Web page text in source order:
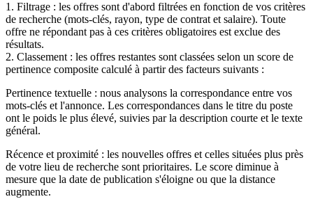
1. Filtrage : les offres sont d'abord filtrées en fonction de vos critères
de recherche (mots-clés, rayon, type de contrat et salaire). Toute
offre ne répondant pas à ces critères obligatoires est exclue des
résultats.
2. Classement : les offres restantes sont classées selon un score de
pertinence composite calculé à partir des facteurs suivants :
Pertinence textuelle : nous analysons la correspondance entre vos
mots-clés et l'annonce. Les correspondances dans le titre du poste
ont le poids le plus élevé, suivies par la description courte et le texte
général.
Récence et proximité : les nouvelles offres et celles situées plus près
de votre lieu de recherche sont prioritaires. Le score diminue à
mesure que la date de publication s'éloigne ou que la distance
augmente.